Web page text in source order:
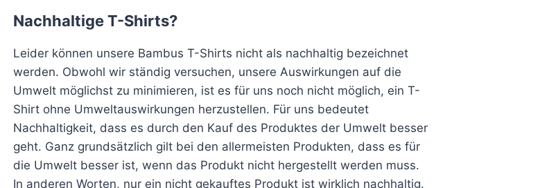
Nachhaltige T-Shirts?
Leider können unsere Bambus T-Shirts nicht als nachhaltig bezeichnet
werden. Obwohl wir ständig versuchen, unsere Auswirkungen auf die
Umwelt möglichst zu minimieren, ist es für uns noch nicht möglich, ein T-
Shirt ohne Umweltauswirkungen herzustellen. Für uns bedeutet
Nachhaltigkeit, dass es durch den Kauf des Produktes der Umwelt besser
geht. Ganz grundsätzlich gilt bei den allermeisten Produkten, dass es für
die Umwelt besser ist, wenn das Produkt nicht hergestellt werden muss.
In anderen Worten, nur ein nicht gekauftes Produkt ist wirklich nachhaltig.